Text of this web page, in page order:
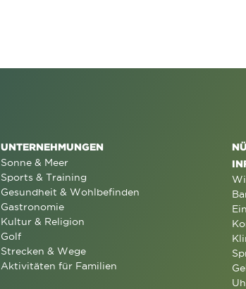
UNTERNEHMUNGEN
Sonne & Meer
Sports & Training
Gesundheit & Wohlbefinden
Gastronomie
Kultur & Religion
Golf
Strecken & Wege
Aktivitäten für Familien